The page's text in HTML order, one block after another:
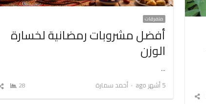
شارك
متفرقات
أفضل مشروبات رمضانية لخسارة
الوزن
…
5 أشهر ago
Author
أحمد سمارة 28